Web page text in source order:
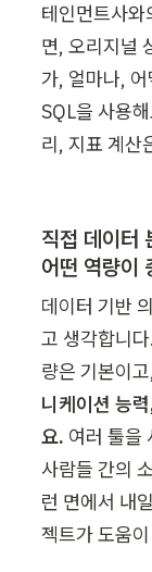
테인먼트사와
면, 오리지널
가, 얼마나,
SQL을 사용
리, 지표 계산
직접 데이터
어떤 역량이
데이터 기반
고 생각합니
량은 기본이고,
니케이션 능
요. 여러 툴을
사람들 간의
런 면에서 내
젝트가 도움